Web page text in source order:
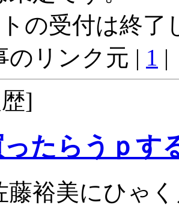
の受付は終了
のリンク元 | 1 |
]
たらうｐす
藤裕美にひゃ